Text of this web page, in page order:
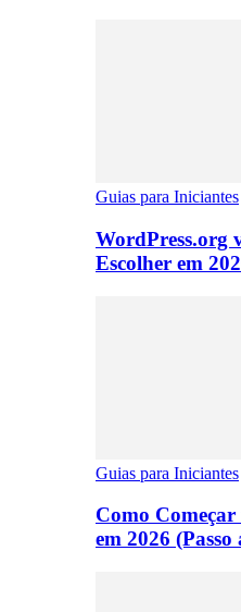
Guias para Iniciantes
WordPress.org
Escolher em
Guias para Iniciantes
Como
em 2026 (Passo